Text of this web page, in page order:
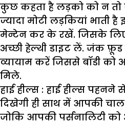
कुछ कहता है लड़को को न तो
ज्यादा मोटी लड़कियां भाती
मेन्टेन कर के रखें. जिसके
अच्छी हेल्थी डाइट लें. जंक
व्यायाम करें जिससे बॉडी
मिले.
हाई हील्स : हाई हील्स पहनने
दिखेगी ही साथ में आपकी
जोकि आपकी पर्सनालिटी को